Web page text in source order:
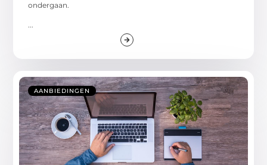
ondergaan.
AANBIEDINGEN